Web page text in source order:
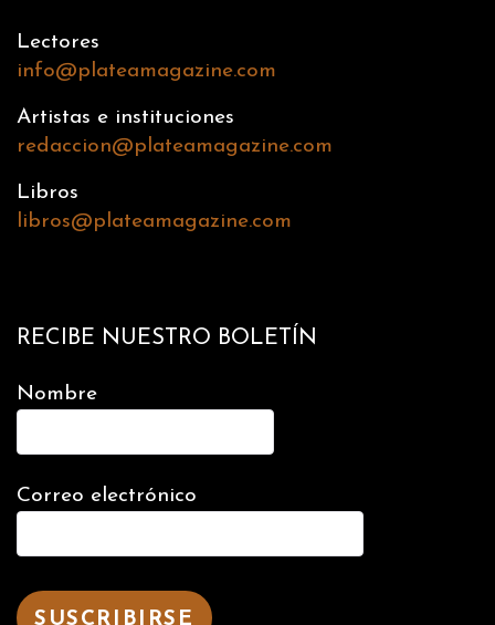
Lectores
info@plateamagazine.com
Artistas e instituciones
redaccion@plateamagazine.com
Libros
libros@plateamagazine.com
RECIBE NUESTRO BOLETÍN
Nombre
Correo electrónico